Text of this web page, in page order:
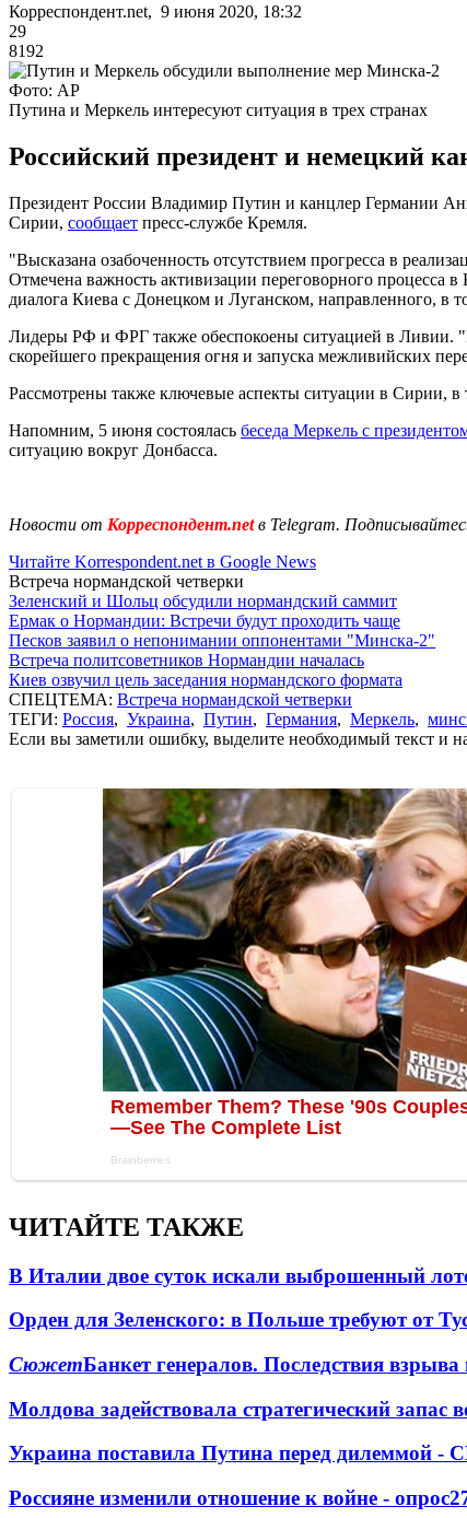
Корреспондент.net, 9 июня 2020, 18:32
29
8192
Фото: AP
Путина и Меркель интересуют ситуация в трех странах
Российский президент и немецкий
Президент России Владимир Путин и канцлер Германии
Сирии, сообщает пресс-службе Кремля.
"Высказана озабоченность отсутствием прогресса в
Отмечена важность активизации переговорного процесса
диалога Киева с Донецком и Луганском, направленного, в
Лидеры РФ и ФРГ также обеспокоены ситуацией в Ливии.
скорейшего прекращения огня и запуска межливийских
Рассмотрены также ключевые аспекты ситуации в Сирии, в
Напомним, 5 июня состоялась беседа Меркель с
ситуацию вокруг Донбасса.
Новости от Корреспондент.netв Telegram.
Читайте Korrespondent.net в Google News
Встреча нормандской четверки
Зеленский и Шольц обсудили нормандский саммит
Ермак о Нормандии: Встречи будут проходить чаще
Песков заявил о непонимании оппонентами "Минска-2"
Встреча политсоветников Нормандии началась
Киев озвучил цель заседания нормандского формата
СПЕЦТЕМА: Встреча нормандской четверки
ТЕГИ: Россия, Украина, Путин, Германия, Меркель,
Если вы заметили ошибку, выделите необходимый текст и
ЧИТАЙТЕ ТАКЖЕ
В Италии двое суток искали выброшенный
Орден для Зеленского: в Польше требуют от
СюжетБанкет генералов. Последствия
Молдова задействовала стратегический запас
Украина поставила Путина перед дилеммой -
Россияне изменили отношение к войне - опрос